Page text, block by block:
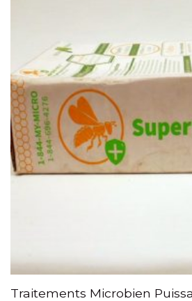
Traitements Microbien